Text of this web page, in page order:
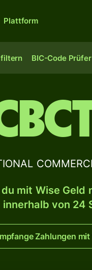
Plattform
filtern BIC-Code Prüfer
mit Wise Geld
innerhalb von 24
Zahlungen mit